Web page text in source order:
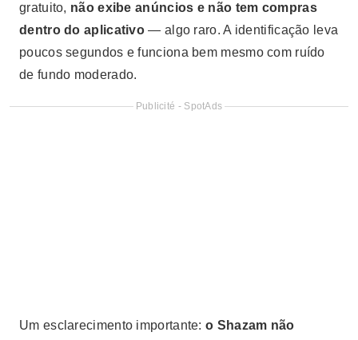
gratuito, não exibe anúncios e não tem compras
dentro do aplicativo — algo raro. A identificação leva
poucos segundos e funciona bem mesmo com ruído
de fundo moderado.
Publicité - SpotAds
Um esclarecimento importante: o Shazam não